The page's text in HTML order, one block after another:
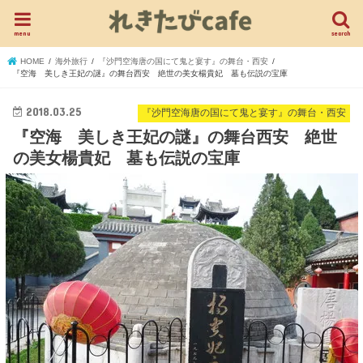
search
menu
HOME 海外旅行
『沙門空海唐の国にて鬼と宴す』の舞台・西安
『空海 美しき王妃の謎』の舞台西安 絶世の美女楊貴妃 墓も伝説の宝庫
『沙門空海唐の国にて鬼と宴す』の舞台・西安
2018.03.25
『空海 美しき王妃の謎』の舞台西安 絶世
の美女楊貴妃 墓も伝説の宝庫